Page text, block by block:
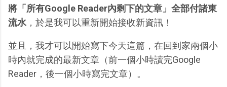
將「所有Google Reader內剩下的文章」全部付諸東
流水 ，於是我可以重新開始接收新資訊！
並且，我才可以開始寫下今天這篇，在回到家兩個小
時內就完成的最新文章（前一個小時讀完Google
Reader，後一個小時寫完文章）。